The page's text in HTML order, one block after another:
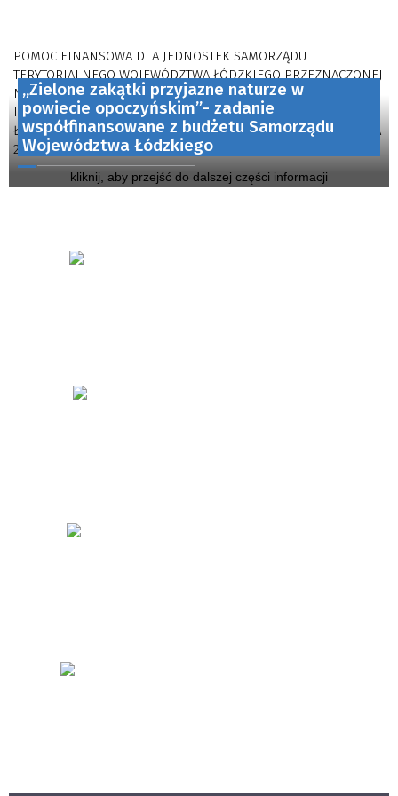
„Zielone zakątki przyjazne naturze w
powiecie opoczyńskim”- zadanie
współfinansowane z budżetu Samorządu
Województwa Łódzkiego
POMOC FINANSOWA DLA JEDNOSTEK SAMORZĄDU
TERYTORIALNEGO WOJEWÓDZTWA ŁÓDZKIEGO PRZEZNACZONEJ
NA DOFINANSOWANIE ZADAŃ W ZAKRESIE ZIELONEJ
INFRASTRUKTURY W RAMACH PROJEKTU WOJEWÓDZTWO
ŁÓDZKIE OGRODEM POLSKI - OGRODY PRZYJAZNE NATURZE NA
2024 R. NAZWA...
kliknij, aby przejść do dalszej części informacji